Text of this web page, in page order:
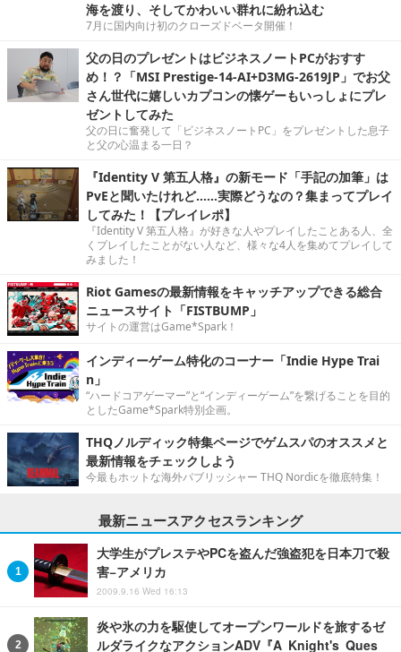
海を渡り、そしてかわいい群れに紛れ込む
7月に国内向け初のクローズドベータ開催！
父の日のプレゼントはビジネスノートPCがおすす
め！？「MSI Prestige-14-AI+D3MG-2619JP」でお父
さん世代に嬉しいカプコンの懐ゲーもいっしょにプレ
ゼントしてみた
父の日に奮発して「ビジネスノートPC」をプレゼントした息子
と父の心温まる一日？
『Identity V 第五人格』の新モード「手記の加筆」は
PvEと聞いたけれど……実際どうなの？集まってプレイ
してみた！【プレイレポ】
『Identity V 第五人格』が好きな人やプレイしたことある人、全
くプレイしたことがない人など、様々な4人を集めてプレイして
みました！
Riot Gamesの最新情報をキャッチアップできる総合
ニュースサイト「FISTBUMP」
サイトの運営はGame*Spark！
インディーゲーム特化のコーナー「Indie Hype Trai
n」
“ハードコアゲーマー”と“インディーゲーム”を繋げることを目的
としたGame*Spark特別企画。
THQノルディック特集ページでゲムスパのオススメと
最新情報をチェックしよう
今最もホットな海外パブリッシャー THQ Nordicを徹底特集！
最新ニュースアクセスランキング
大学生がプレステやPCを盗んだ強盗犯を日本刀で殺
害−アメリカ
2009.9.16 Wed 16:13
炎や氷の力を駆使してオープンワールドを旅するゼ
ルダライクなアクションADV『A Knight's Ques